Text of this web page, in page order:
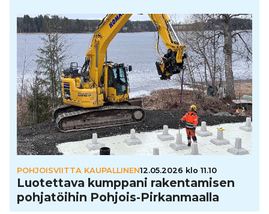
POHJOISVIITTA KAUPALLINEN12.05.2026 klo 11.10
Luo­tet­tava kumppani raken­ta­mi­sen
poh­ja­töi­hin Pohjois-Pir­kan­maalla